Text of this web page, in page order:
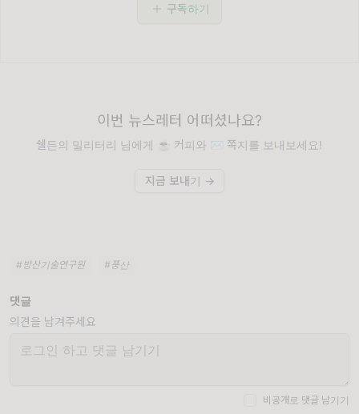
구독하기
이번 뉴스레터 어떠셨나요?
쉘든의 밀리터리 님에게 ☕️ 커피와 ✉️ 쪽지를 보내보세요!
지금 보내기 →
#방산기술연구원 #풍산
댓글
의견을 남겨주세요
비공개로 댓글 남기기